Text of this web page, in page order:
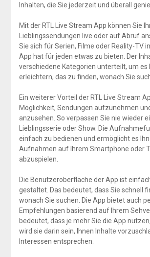
Inhalten, die Sie jederzeit und überall
Mit der RTL Live Stream App können Sie
Lieblingssendungen live oder auf Abruf
Sie sich für Serien, Filme oder Reality-TV
App hat für jeden etwas zu bieten. Der
verschiedene Kategorien unterteilt, um es
erleichtern, das zu finden, wonach Sie
Ein weiterer Vorteil der RTL Live Stream
Möglichkeit, Sendungen aufzunehmen
anzusehen. So verpassen Sie nie wieder
Lieblingsserie oder Show. Die
einfach zu bedienen und ermöglicht es
Aufnahmen auf Ihrem Smartphone oder
abzuspielen.
Die Benutzeroberfläche der App ist
gestaltet. Das bedeutet, dass Sie schnell
wonach Sie suchen. Die App bietet auch
Empfehlungen basierend auf Ihrem
bedeutet, dass je mehr Sie die App
wird sie darin sein, Ihnen Inhalte
Interessen entsprechen.